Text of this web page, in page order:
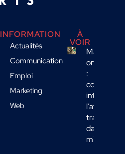
INFORMATION
Actualités
Communication
Emploi
Marketing
Web
À
VOIR
Marketing
omnicanal
:
comment
intégrer
l’affichage
transport
dans votre
mix média